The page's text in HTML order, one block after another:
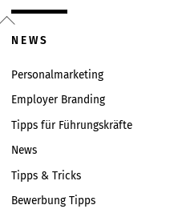
Back
To
NEWS
Personalmarketing
Employer Branding
Tipps für Führungskräfte
News
Tipps & Tricks
Bewerbung Tipps